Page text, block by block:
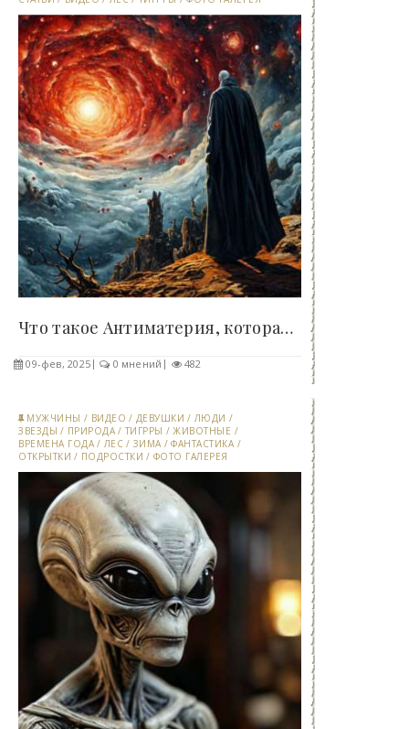
Что такое Антиматерия, которая может бесконечно..
09-фев, 2025 0 мнений 482
МУЖЧИНЫ / ВИДЕО / ДЕВУШКИ / ЛЮДИ /
ЗВЕЗДЫ / ПРИРОДА / ТИГРРЫ /ЖИВОТНЫЕ /
ВРЕМЕНА ГОДА / ЛЕС / ЗИМА /ФАНТАСТИКА /
ОТКРЫТКИ / ПОДРОСТКИ / ФОТО ГАЛЕРЕЯ